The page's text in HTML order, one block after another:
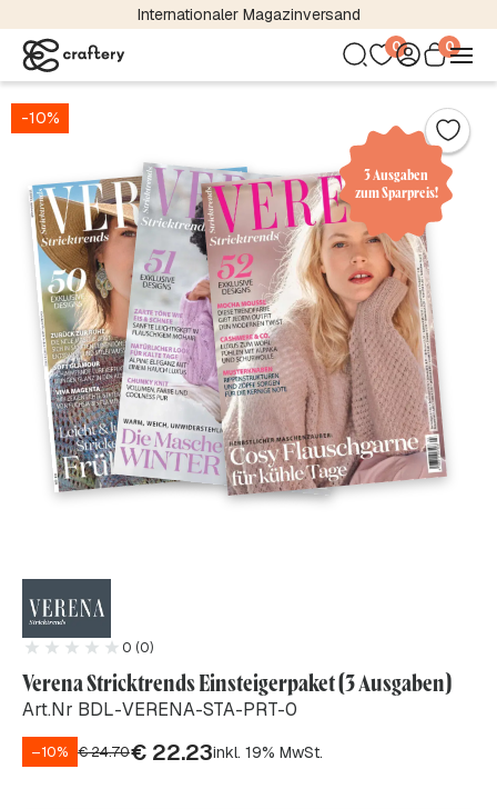
Internationaler Magazinversand
0 0
-10%
3 Ausgaben
zum Sparpreis!
0 (0)
Verena Stricktrends Einsteigerpaket (3 Ausgaben)
Art.Nr BDL-VERENA-STA-PRT-0
–10% €24.70€ 22.23inkl. 19% MwSt.